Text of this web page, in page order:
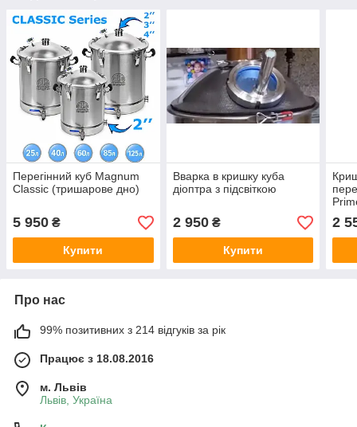
Перегінний куб Magnum
Classic (тришарове дно)
5 950 ₴
Купити
Вварка в кришку куба
діоптра з підсвіткою
2 950₴
Купити
2
Про нас
99% позитивних з 214 відгуків за рік
Працює з 18.08.2016
м. Львів
Львів, Україна